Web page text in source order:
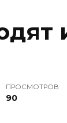
ПРОСМОТРОВ
90